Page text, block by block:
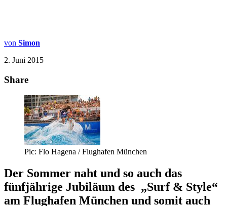
von Simon
2. Juni 2015
Share
Pic: Flo Hagena / Flughafen München
Der Sommer naht und so auch das
fünfjährige Jubiläum des „Surf & Style“
am Flughafen München und somit auch